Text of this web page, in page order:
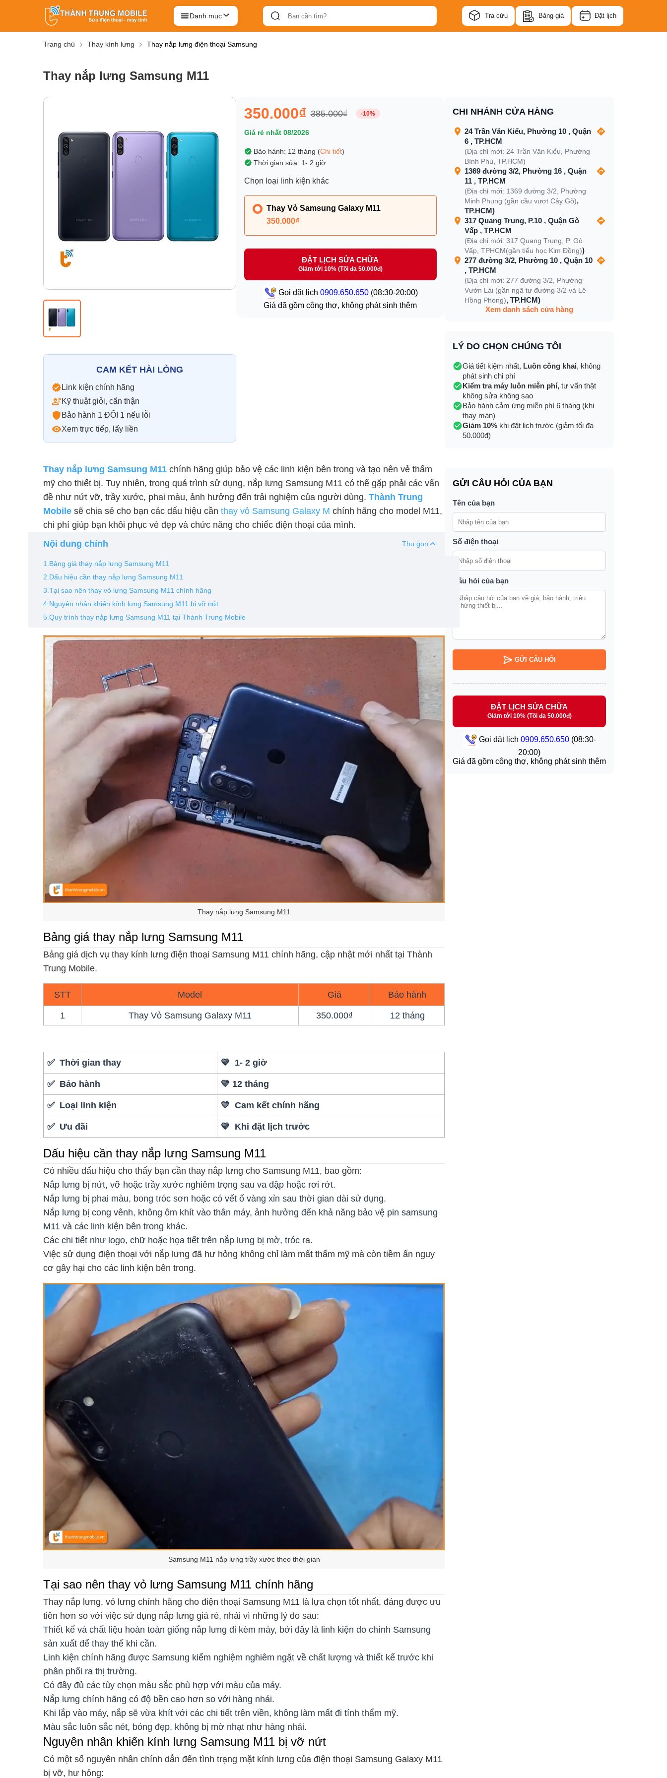
Danh mục Tra cứu Bảng giá Đặt lịch
Trang chủ Thay kính lưng Thay nắp lưng điện thoại Samsung
Thay nắp lưng Samsung M11
CAM KẾT HÀI LÒNG
Link kiện chính hãng
Kỹ thuật giỏi, cẩn thận
Bảo hành 1 ĐỔI 1 nếu lỗi
Xem trực tiếp, lấy liền
350.000₫ 385.000₫ -10%
Giá rẻ nhất 08/2026
Bảo hành: 12 tháng (Chi tiết)
Thời gian sửa: 1- 2 giờ
Chọn loại linh kiện khác
Thay Vỏ Samsung Galaxy M11
350.000₫
ĐẶT LỊCH SỬA CHỮA
Giảm tới 10% (Tối đa 50.000đ)
Gọi đặt lịch0909.650.650 (08:30-20:00)
Giá đã gồm công thợ, không phát sinh thêm
Thay nắp lưng Samsung M11 chính hãng giúp bảo vệ các linh kiện bên trong và tạo nên vẻ thẩm
mỹ cho thiết bị. Tuy nhiên, trong quá trình sử dụng, nắp lưng Samsung M11 có thể gặp phải các vấn
đề như nứt vỡ, trầy xước, phai màu, ảnh hưởng đến trải nghiệm của người dùng. Thành Trung
Mobile sẽ chia sẻ cho bạn các dấu hiệu cần thay vỏ Samsung Galaxy M chính hãng cho model M11,
chi phí giúp bạn khôi phục vẻ đẹp và chức năng cho chiếc điện thoại của mình.
Nội dung chính
Thu gọn
1.Bảng giá thay nắp lưng Samsung M11
2.Dấu hiệu cần thay nắp lưng Samsung M11
3.Tại sao nên thay vỏ lưng Samsung M11 chính hãng
4.Nguyên nhân khiến kính lưng Samsung M11 bị vỡ nứt
5.Quy trình thay nắp lưng Samsung M11 tại Thành Trung Mobile
Thay nắp lưng Samsung M11
Bảng giá thay nắp lưng Samsung M11
Bảng giá dịch vụ thay kính lưng điện thoại Samsung M11 chính hãng, cập nhật mới nhất tại Thành
Trung Mobile.
STT Model Giá Bảo hành
1 Thay Vỏ Samsung Galaxy M11 350.000₫ 12 tháng
✅ Thời gian thay 💛 1- 2 giờ
✅ Bảo hành 💛 12 tháng
✅ Loại linh kiện 💛 Cam kết chính hãng
✅ Ưu đãi 💛 Khi đặt lịch trước
Dấu hiệu cần thay nắp lưng Samsung M11
Có nhiều dấu hiệu cho thấy bạn cần thay nắp lưng cho Samsung M11, bao gồm:
Nắp lưng bị nứt, vỡ hoặc trầy xước nghiêm trọng sau va đập hoặc rơi rớt.
Nắp lưng bị phai màu, bong tróc sơn hoặc có vết ố vàng xỉn sau thời gian dài sử dụng.
Nắp lưng bị cong vênh, không ôm khít vào thân máy, ảnh hưởng đến khả năng bảo vệ pin samsung
M11 và các linh kiện bên trong khác.
Các chi tiết như logo, chữ hoặc họa tiết trên nắp lưng bị mờ, tróc ra.
Việc sử dụng điện thoại với nắp lưng đã hư hỏng không chỉ làm mất thẩm mỹ mà còn tiềm ẩn nguy
cơ gây hại cho các linh kiện bên trong.
Samsung M11 nắp lưng trầy xước theo thời gian
Tại sao nên thay vỏ lưng Samsung M11 chính hãng
Thay nắp lưng, vỏ lưng chính hãng cho điện thoại Samsung M11 là lựa chọn tốt nhất, đáng được ưu
tiên hơn so với việc sử dụng nắp lưng giá rẻ, nhái vì những lý do sau:
Thiết kế và chất liệu hoàn toàn giống nắp lưng đi kèm máy, bởi đây là linh kiện do chính Samsung
sản xuất để thay thế khi cần.
Linh kiện chính hãng được Samsung kiểm nghiệm nghiêm ngặt về chất lượng và thiết kế trước khi
phân phối ra thị trường.
Có đầy đủ các tùy chọn màu sắc phù hợp với màu của máy.
Nắp lưng chính hãng có độ bền cao hơn so với hàng nhái.
Khi lắp vào máy, nắp sẽ vừa khít với các chi tiết trên viền, không làm mất đi tính thẩm mỹ.
Màu sắc luôn sắc nét, bóng đẹp, không bị mờ nhạt như hàng nhái.
Nguyên nhân khiến kính lưng Samsung M11 bị vỡ nứt
Có một số nguyên nhân chính dẫn đến tình trạng mặt kính lưng của điện thoại Samsung Galaxy M11
bị vỡ, hư hỏng:
CHI NHÁNH CỬA HÀNG
24 Trần Văn Kiểu, Phường 10 , Quận
6 , TP.HCM
(Địa chỉ mới: 24 Trần Văn Kiểu, Phường
Bình Phú, TP.HCM)
1369 đường 3/2, Phường 16 , Quận
11 , TP.HCM
(Địa chỉ mới: 1369 đường 3/2, Phường
Minh Phụng (gần cầu vượt Cây Gõ),
TP.HCM)
317 Quang Trung, P.10 , Quận Gò
Vấp , TP.HCM
(Địa chỉ mới: 317 Quang Trung, P. Gò
Vấp, TPHCM(gần tiểu học Kim Đồng))
277 đường 3/2, Phường 10 , Quận 10
, TP.HCM
(Địa chỉ mới: 277 đường 3/2, Phường
Vườn Lài (gần ngã tư đường 3/2 và Lê
Hồng Phong), TP.HCM)
Xem danh sách cửa hàng
LÝ DO CHỌN CHÚNG TÔI
Giá tiết kiệm nhất, Luôn công khai, không
phát sinh chi phí
Kiểm tra máy luôn miễn phí, tư vấn thật
không sửa không sao
Bảo hành cảm ứng miễn phí 6 tháng (khi
thay màn)
Giảm 10% khi đặt lịch trước (giảm tối đa
50.000đ)
GỬI CÂU HỎI CỦA BẠN
Tên của bạn
Số điện thoại
Câu hỏi của bạn
GỬI CÂU HỎI
ĐẶT LỊCH SỬA CHỮA
Giảm tới 10% (Tối đa 50.000đ)
Gọi đặt lịch 0909.650.650(08:30-
20:00)
Giá đã gồm công thợ, không phát sinh thêm